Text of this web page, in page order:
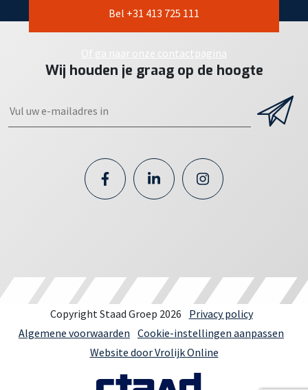
Bel +31 413 725 111
Of ga naar onze contactpagina
Wij houden je graag op de hoogte
Copyright Staad Groep 2026
Privacy policy
Algemene voorwaarden Cookie-instellingen aanpassen
Website door Vrolijk Online